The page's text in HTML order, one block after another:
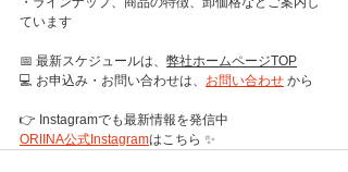
ています
📅 最新スケジュールは、 弊社ホームページTOP
💻 お申込み・お問い合わせは、 お問い合わせ から
👉 Instagramでも最新情報を発信中
ORIINA公式Instagramはこちら ✨